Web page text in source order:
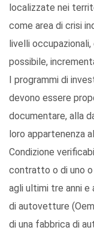
localizzate nei
come area di crisi
livelli
possibile,
I programmi di
devono essere
documentare, alla
loro appartenenza
Condizione
contratto o di uno
agli ultimi tre anni
di autovetture
di una fabbrica di